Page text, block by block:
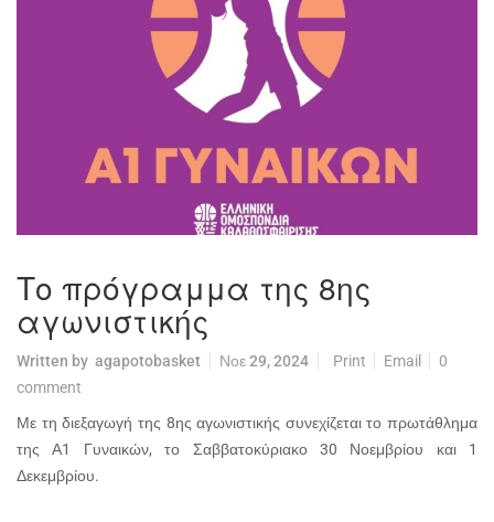
Το πρόγραμμα της 8ης
αγωνιστικής
Written by agapotobasket Νοε 29, 2024 Print Email
0
comment
Με τη διεξαγωγή της 8ης αγωνιστικής συνεχίζεται το πρωτάθλημα
της Α1 Γυναικών, το Σαββατοκύριακο 30 Νοεμβρίου και 1
Δεκεμβρίου.